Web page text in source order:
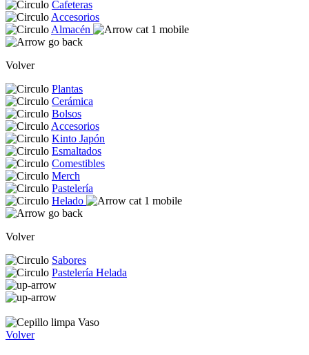
Cafeteras
Accesorios
Almacén
Volver
Plantas
Cerámica
Bolsos
Accesorios
Kinto Japón
Esmaltados
Comestibles
Merch
Pastelería
Helado
Volver
Sabores
Pastelería Helada
Volver